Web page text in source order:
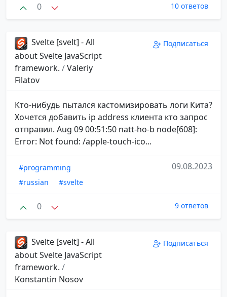
0 10 ответов
Svelte [svelt] - All
about Svelte JavaScript
framework. /Valeriy
Filatov
Подписаться
Кто-нибудь пытался кастомизировать логи Кита?
Хочется добавить ip address клиента кто запрос
отправил. Aug 09 00:51:50 natt-ho-b node[608]:
Error: Not found: /apple-touch-ico...
#programming
#russian
#svelte
09.08.2023
0 9 ответов
Svelte [svelt] - All
about Svelte JavaScript
framework. /
Konstantin Nosov
Подписаться